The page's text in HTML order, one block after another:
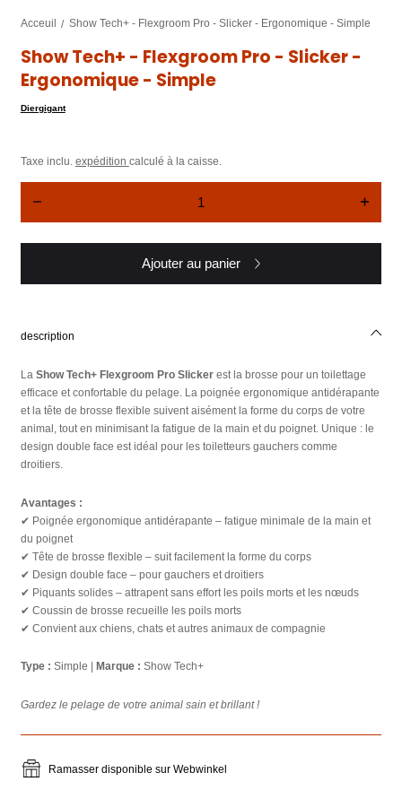
Acceuil Show Tech+ - Flexgroom Pro - Slicker - Ergonomique - Simple
Show Tech+ - Flexgroom Pro - Slicker -
Ergonomique - Simple
Diergigant
Taxe inclu. expédition calculé à la caisse.
la
pour
-
Slicker
-
la
pour
-
Slicker
-
Ajouter au panier
description
La Show Tech+ Flexgroom Pro Slickerest la brosse pour un toilettage
efficace et confortable du pelage. La poignée ergonomique antidérapante
et la tête de brosse flexible suivent aisément la forme du corps de votre
animal, tout en minimisant la fatigue de la main et du poignet. Unique : le
design double face est idéal pour les toiletteurs gauchers comme
droitiers.
Avantages :
✔ Poignée ergonomique antidérapante – fatigue minimale de la main et
du poignet
✔ Tête de brosse flexible – suit facilement la forme du corps
✔ Design double face – pour gauchers et droitiers
✔ Piquants solides – attrapent sans effort les poils morts et les nœuds
✔ Coussin de brosse recueille les poils morts
✔ Convient aux chiens, chats et autres animaux de compagnie
Type : Simple | Marque : Show Tech+
Gardez le pelage de votre animal sain et brillant !
Ramasser disponible sur Webwinkel